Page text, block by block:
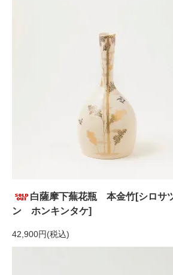
白薩摩下蕪花瓶 本金竹[シロサ
ン ホンキンタケ]
42,900円(税込)